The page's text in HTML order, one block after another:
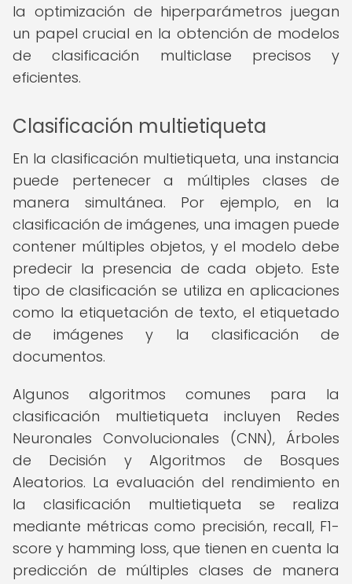
la optimización de hiperparámetros juegan
un papel crucial en la obtención de modelos
de clasificación multiclase precisos y
eficientes.
Clasificación multietiqueta
En la clasificación multietiqueta, una instancia
puede pertenecer a múltiples clases de
manera simultánea. Por ejemplo, en la
clasificación de imágenes, una imagen puede
contener múltiples objetos, y el modelo debe
predecir la presencia de cada objeto. Este
tipo de clasificación se utiliza en aplicaciones
como la etiquetación de texto, el etiquetado
de imágenes y la clasificación de
documentos.
Algunos algoritmos comunes para la
clasificación multietiqueta incluyen Redes
Neuronales Convolucionales (CNN), Árboles
de Decisión y Algoritmos de Bosques
Aleatorios. La evaluación del rendimiento en
la clasificación multietiqueta se realiza
mediante métricas como precisión, recall, F1-
score y hamming loss, que tienen en cuenta la
predicción de múltiples clases de manera